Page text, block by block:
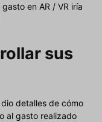
en AR / VR iría
sus
detalles de cómo
al gasto realizado